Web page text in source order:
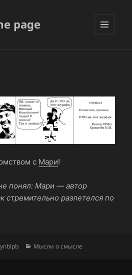
page
с Мари!
понял: Мари — автор
стремительно разлетелся по
Автор
ynblpb Рубрики
Мысли о смысле